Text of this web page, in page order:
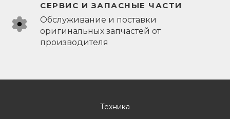
СЕРВИС И ЗАПАСНЫЕ ЧАСТИ
Обслуживание и поставки
оригинальных запчастей от
производителя
Техника